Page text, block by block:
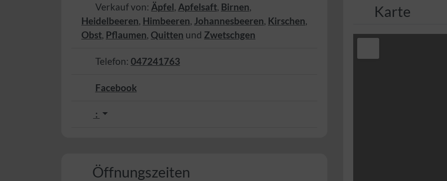
Verkauf von: Äpfel, Apfelsaft, Birnen,
Heidelbeeren, Himbeeren, Johannesbeeren, Kirschen,
Obst, Pflaumen, Quitten und Zwetschgen
Telefon: 047241763
Facebook
:
Öffnungszeiten
Karte